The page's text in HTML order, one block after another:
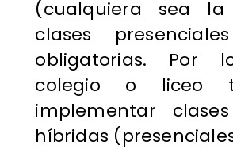
(cualquiera sea
clases
obligatorias. Por
colegio o liceo
implementar
híbridas